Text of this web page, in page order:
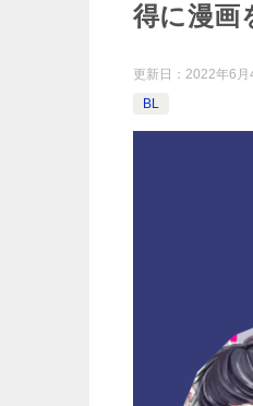
得に漫画
更新日： 2022年6月
BL